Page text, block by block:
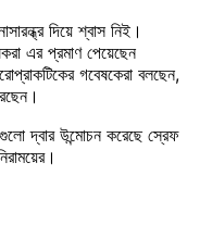
দিয়ে শ্বাস নিই।
এর প্রমাণ পেয়েছেন
গবেষকেরা বলছেন,
দ্বার উন্মোচন করেছে স্রেফ